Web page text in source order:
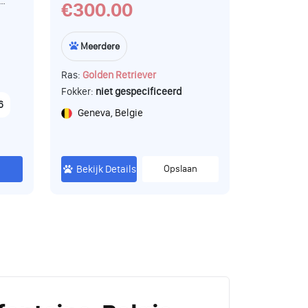
€300.00
Meerdere
Ras: Golden Retriever
Fokker: niet gespecificeerd
Geneva, Belgie
Bekijk Details Opslaan